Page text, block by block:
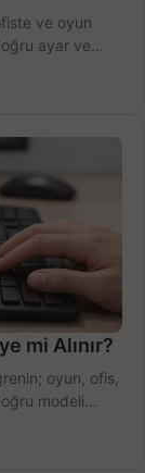
ve oyun
ayar ve
mi Alınır?
oyun, ofis,
modeli